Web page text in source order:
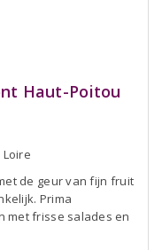
Haut-Poitou
Loire
de geur van fijn fruit
Prima
met frisse salades en